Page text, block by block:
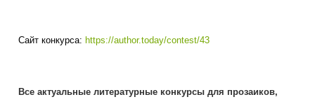
Сайт конкурса: https://author.today/contest/43
Все актуальные литературные конкурсы для прозаиков,